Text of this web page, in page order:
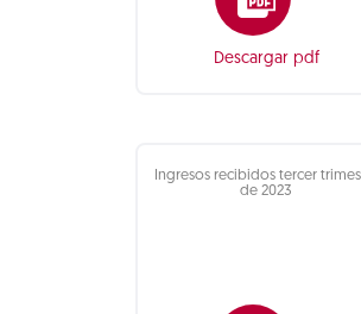
Descargar pdf
Ingresos recibidos tercer
de 2023